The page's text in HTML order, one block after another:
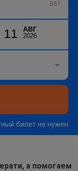
BBT
11 АВГ
2026
билет не нужен
а помогаем